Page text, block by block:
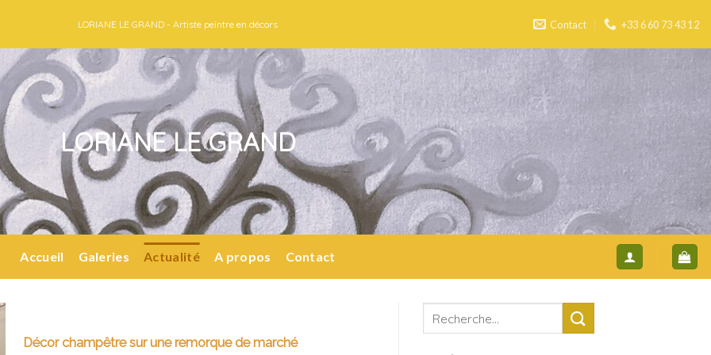
LORIANE LE GRAND - Artiste peintre en décors Contact +33 6 60 73 43 12
LORIANE LE GRAND
Accueil Galeries Actualité A propos Contact
Décor champêtre sur une remorque de marché